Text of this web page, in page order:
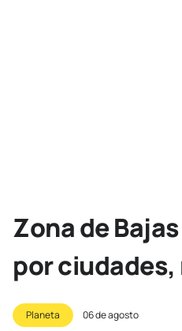
Zona de
por
Planeta 06 de agosto